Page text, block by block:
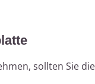
sollten Sie